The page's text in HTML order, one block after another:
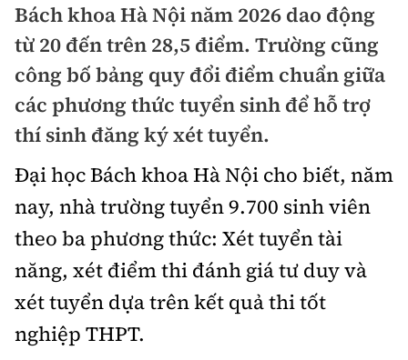
Chính trị
Xã hội
Chuyện dọc đường
Cải chính
Xây dựng
Chỉ đạo điều hành
Quy hoạch kiến trúc
Giám định chất lượng
Quản lý đô thị
Giao thông
Quản lý
Đường bộ
Hàng không
Đăng kiểm
Đường sắt tốc độ cao
Kinh tế
Thị trường
Tài chính
Chứng khoán
Bảo hiểm
Pháp luật
Thanh tra
An ninh hình sự
Điều tra
An toàn giao thông
Giao thông 24h
ATGT địa phương
Chất lượng sống
Giáo dục
Văn hóa - Giải Trí
Bách khoa Hà Nội năm 2026 dao động
từ 20 đến trên 28,5 điểm. Trường cũng
công bố bảng quy đổi điểm chuẩn giữa
các phương thức tuyển sinh để hỗ trợ
thí sinh đăng ký xét tuyển.
Đại học Bách khoa Hà Nội cho biết, năm
nay, nhà trường tuyển 9.700 sinh viên
theo ba phương thức: Xét tuyển tài
năng, xét điểm thi đánh giá tư duy và
xét tuyển dựa trên kết quả thi tốt
nghiệp THPT.